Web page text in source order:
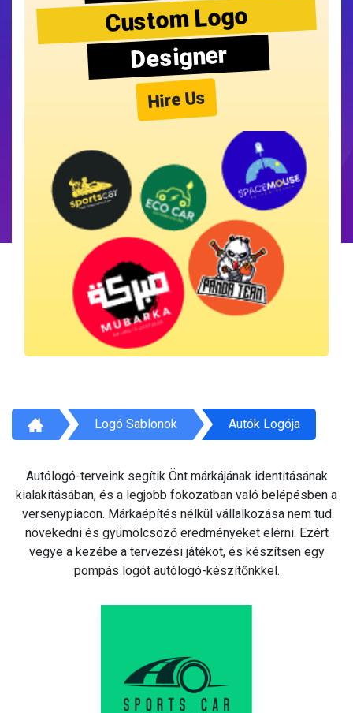
Custom Logo
Designer
Hire Us
Logó Sablonok Autók Logója
Autólogó-terveink segítik Önt márkájának identitásának
kialakításában, és a legjobb fokozatban való belépésben a
versenypiacon. Márkaépítés nélkül vállalkozása nem tud
növekedni és gyümölcsöző eredményeket elérni. Ezért
vegye a kezébe a tervezési játékot, és készítsen egy
pompás logót autólogó-készítőnkkel.